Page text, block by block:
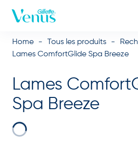
Home Tous les produits
Lames ComfortGlide Spa Breeze
Lames
Spa Breeze